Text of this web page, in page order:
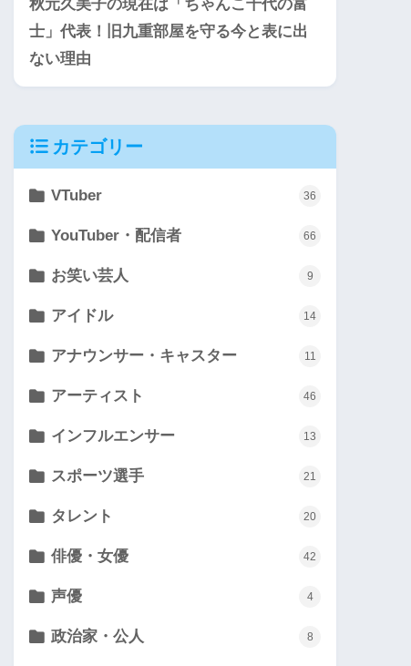
秋元久美子の現在は「ちゃんこ千代の富
士」代表！旧九重部屋を守る今と表に出
ない理由
カテゴリー
VTuber 36
YouTuber・配信者 66
お笑い芸人 9
アイドル 14
アナウンサー・キャスター 11
アーティスト 46
インフルエンサー 13
スポーツ選手 21
タレント 20
俳優・女優 42
声優 4
政治家・公人 8